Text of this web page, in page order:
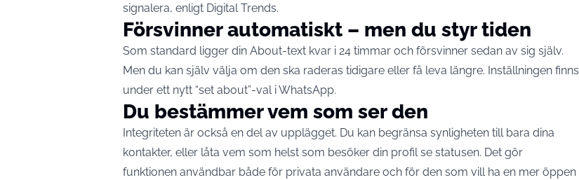
signalera, enligt Digital Trends.
Försvinner automatiskt – men du styr tiden
Som standard ligger din About-text kvar i 24 timmar och försvinner sedan av sig själv.
Men du kan själv välja om den ska raderas tidigare eller få leva längre. Inställningen finns
under ett nytt “set about”-val i WhatsApp.
Du bestämmer vem som ser den
Integriteten är också en del av upplägget. Du kan begränsa synligheten till bara dina
kontakter, eller låta vem som helst som besöker din profil se statusen. Det gör
funktionen användbar både för privata användare och för den som vill ha en mer öppen